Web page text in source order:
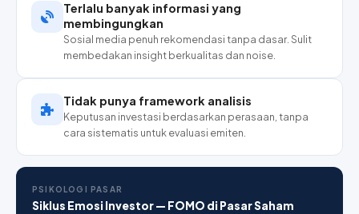
Terlalu banyak informasi yang
membingungkan
Sosial media penuh rekomendasi tanpa dasar. Sulit
membedakan insight berkualitas dan noise.
Tidak punya framework analisis
Keputusan investasi berdasarkan perasaan, tanpa
cara sistematis untuk evaluasi emiten.
PSIKOLOGI PASAR
Siklus Emosi Investor — FOMO di Pasar Saham